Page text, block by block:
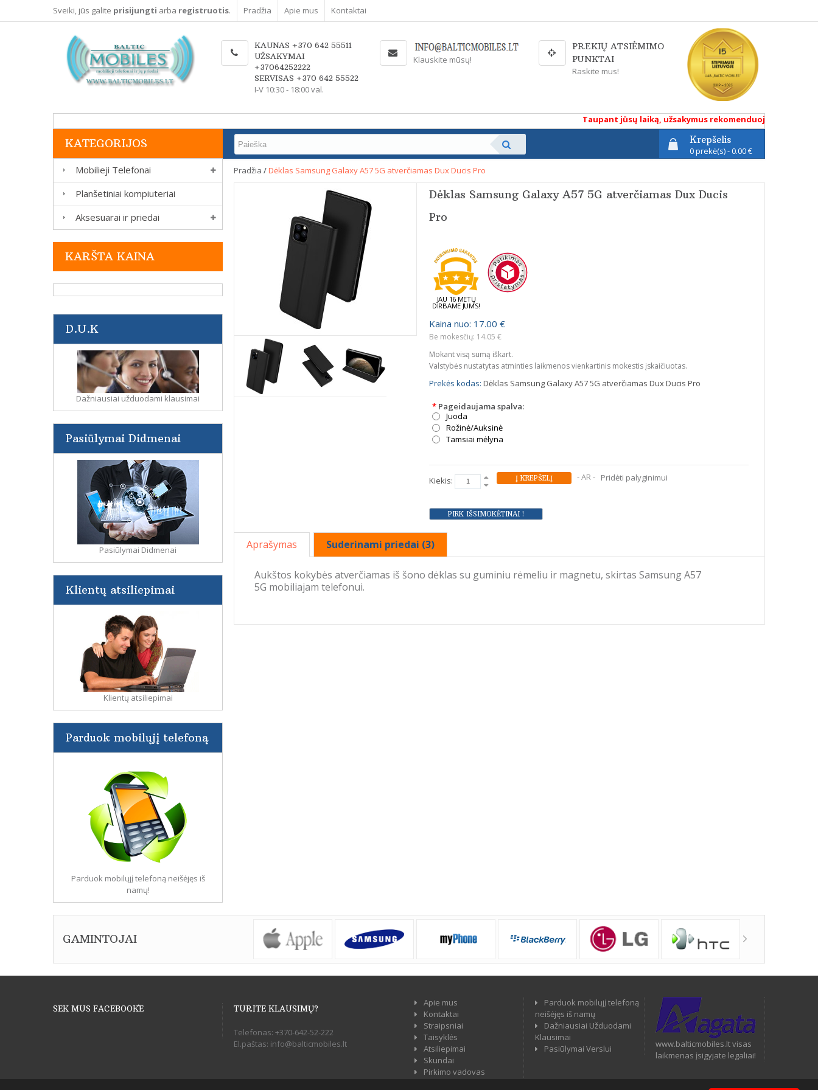
Sveiki, jūs galite prisijungti arba registruotis. Pradžia Apie mus Kontaktai
KAUNAS +370 642 55511
UŽSAKYMAI
+37064252222
SERVISAS +370 642 55522
I-V 10:30 - 18:00 val.
Klauskite mūsų!
PREKIŲ ATSIĖMIMO
PUNKTAI
Raskite mus!
Taupant jūsų laiką, užsakymus rekomenduojame atlikti
Krepšelis
0 prekė(s) - 0.00 €
KATEGORIJOS
Mobilieji Telefonai
Planšetiniai kompiuteriai
Aksesuarai ir priedai
KARŠTA KAINA
D.U.K
Dažniausiai užduodami klausimai
Pasiūlymai Didmenai
Pasiūlymai Didmenai
Klientų atsiliepimai
Klientų atsiliepimai
Parduok mobilųjį telefoną
Parduok mobilųjį telefoną neišėjęs iš
namų!
Pradžia /Dėklas Samsung Galaxy A57 5G atverčiamas Dux Ducis Pro
Dėklas Samsung Galaxy A57 5G atverčiamas Dux Ducis
Pro
JAU 16 METŲ
DIRBAME JUMS!
Kaina nuo: 17.00 €
Be mokesčių: 14.05 €
Mokant visą sumą iškart.
Valstybės nustatytas atminties laikmenos vienkartinis mokestis įskaičiuotas.
Prekės kodas: Dėklas Samsung Galaxy A57 5G atverčiamas Dux Ducis Pro
* Pageidaujama spalva:
Juoda
Rožinė/Auksinė
Tamsiai mėlyna
Kiekis: - AR - Pridėti palyginimui
Aprašymas Suderinami priedai (3)
Aukštos kokybės atverčiamas iš šono dėklas su guminiu rėmeliu ir magnetu, skirtas Samsung A57
5G mobiliajam telefonui.
GAMINTOJAI
SEK MUS FACEBOOK`E TURITE KLAUSIMŲ?
Telefonas: +370-642-52-222
El.paštas: info@balticmobiles.lt
Apie mus
Kontaktai
Straipsniai
Taisyklės
Atsiliepimai
Skundai
Pirkimo vadovas
Parduok mobilųjį telefoną
neišėjęs iš namų
Dažniausiai Užduodami
Klausimai
Pasiūlymai Verslui
www.balticmobiles.lt visas
laikmenas įsigyjate legaliai!